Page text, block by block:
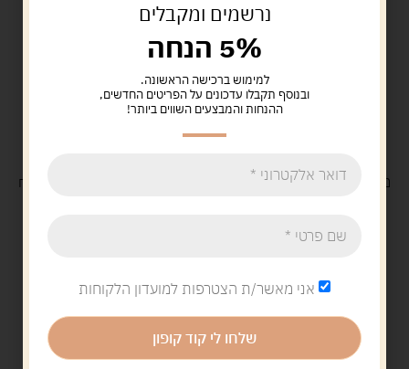
משלוח חינםבקנייה מעל 329 ש"ח
נרשמים ומקבלים
5% הנחה
למימוש ברכישה הראשונה.
ובנוסף תקבלו עדכונים על הפריטים החדשים,
ההנחות והמבצעים השווים ביותר!
אני מאשר/ת הצטרפות למועדון הלקוחות
שלחו לי קוד קופון